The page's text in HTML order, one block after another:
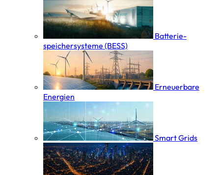
Batterie­
speicher­systeme (BESS)
Erneuerbare
Energien
Smart Grids